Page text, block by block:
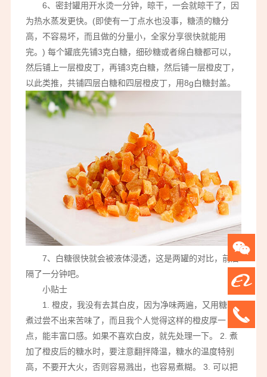
6、密封罐用开水烫一分钟，晾干，一会就晾干了，因
为热水蒸发更快。(即使有一丁点水也没事，糖渍的糖分
高，不容易坏，而且做的分量小，全家分享很快就能用
完。) 每个罐底先铺3克白糖，细砂糖或者绵白糖都可以，
然后铺上一层橙皮丁，再铺3克白糖，然后铺一层橙皮丁，
以此类推，共铺四层白糖和四层橙皮丁，用8g白糖封盖。
7、白糖很快就会被液体浸透，这是两罐的对比，前后
隔了一分钟吧。
小贴士
1. 橙皮，我没有去其白皮，因为净味两遍，又用糖水
煮过尝不出来苦味了，而且我个人觉得这样的橙皮厚一
点，能丰富口感。如果不喜欢白皮，就先处理一下。 2. 煮
加了橙皮后的糖水时，要注意翻拌降温，糖水的温度特别
高，不要开大火，否则容易溅出，也容易煮糊。 3. 可以把